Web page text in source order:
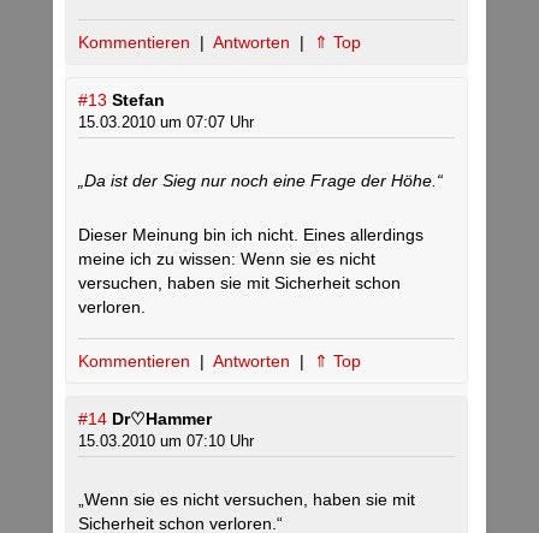
Kommentieren | Antworten | ⇑ Top
#13 Stefan
15.03.2010 um 07:07 Uhr
„Da ist der Sieg nur noch eine Frage der Höhe.“
Dieser Meinung bin ich nicht. Eines allerdings
meine ich zu wissen: Wenn sie es nicht
versuchen, haben sie mit Sicherheit schon
verloren.
Kommentieren | Antworten | ⇑ Top
#14 Dr♡Hammer
15.03.2010 um 07:10 Uhr
„Wenn sie es nicht versuchen, haben sie mit
Sicherheit schon verloren.“